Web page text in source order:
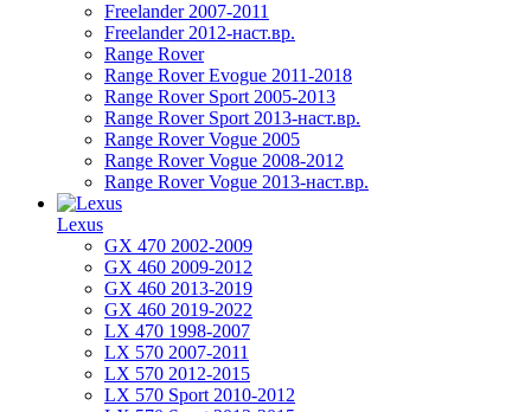
Freelander 2007-2011
Freelander 2012-наст.вр.
Range Rover
Range Rover Evogue 2011-2018
Range Rover Sport 2005-2013
Range Rover Sport 2013-наст.вр.
Range Rover Vogue 2005
Range Rover Vogue 2008-2012
Range Rover Vogue 2013-наст.вр.
Lexus
GX 470 2002-2009
GX 460 2009-2012
GX 460 2013-2019
GX 460 2019-2022
LX 470 1998-2007
LX 570 2007-2011
LX 570 2012-2015
LX 570 Sport 2010-2012